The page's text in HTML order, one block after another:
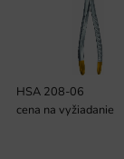
HSA 208-06
cena na vyžiadanie